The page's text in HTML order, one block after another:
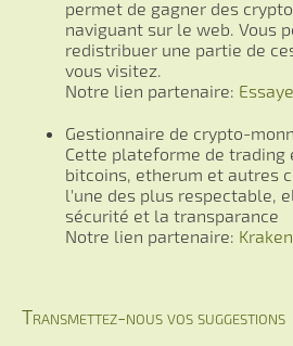
permet de gagner des
naviguant sur le web. Vous
redistribuer une partie de
vous visitez.
Notre lien partenaire:
Gestionnaire de crypto-
Cette plateforme de trading
bitcoins, etherum et autres
l'une des plus respectable,
sécurité et la transparance
Notre lien partenaire:
Transmettez-nous vos suggestions